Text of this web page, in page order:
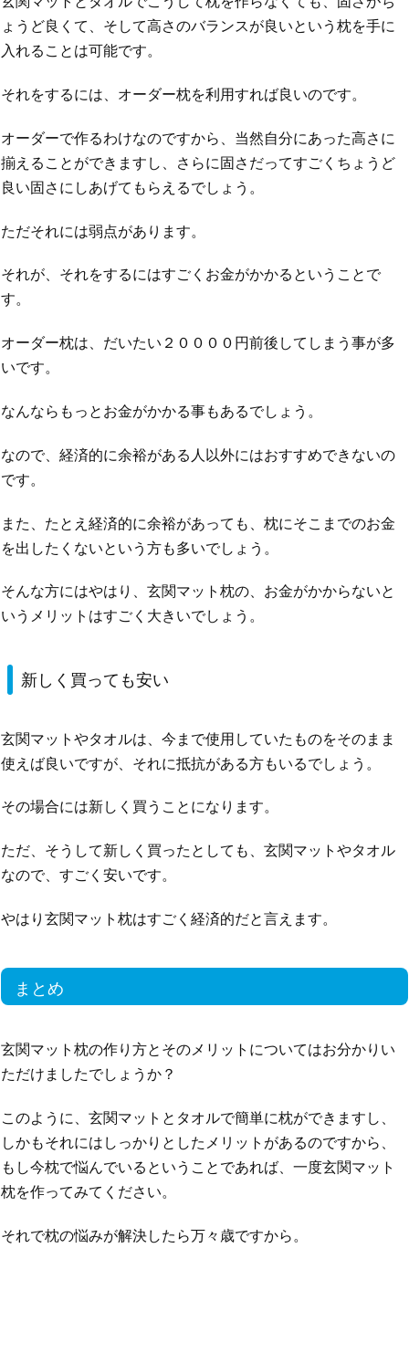
ょうど良くて、そして高さのバランスが良いという枕を手に
入れることは可能です。
それをするには、オーダー枕を利用すれば良いのです。
オーダーで作るわけなのですから、当然自分にあった高さに
揃えることができますし、さらに固さだってすごくちょうど
良い固さにしあげてもらえるでしょう。
ただそれには弱点があります。
それが、それをするにはすごくお金がかかるということで
す。
オーダー枕は、だいたい２００００円前後してしまう事が多
いです。
なんならもっとお金がかかる事もあるでしょう。
なので、経済的に余裕がある人以外にはおすすめできないの
です。
また、たとえ経済的に余裕があっても、枕にそこまでのお金
を出したくないという方も多いでしょう。
そんな方にはやはり、玄関マット枕の、お金がかからないと
いうメリットはすごく大きいでしょう。
新しく買っても安い
玄関マットやタオルは、今まで使用していたものをそのまま
使えば良いですが、それに抵抗がある方もいるでしょう。
その場合には新しく買うことになります。
ただ、そうして新しく買ったとしても、玄関マットやタオル
なので、すごく安いです。
やはり玄関マット枕はすごく経済的だと言えます。
まとめ
玄関マット枕の作り方とそのメリットについてはお分かりい
ただけましたでしょうか？
このように、玄関マットとタオルで簡単に枕ができますし、
しかもそれにはしっかりとしたメリットがあるのですから、
もし今枕で悩んでいるということであれば、一度玄関マット
枕を作ってみてください。
それで枕の悩みが解決したら万々歳ですから。